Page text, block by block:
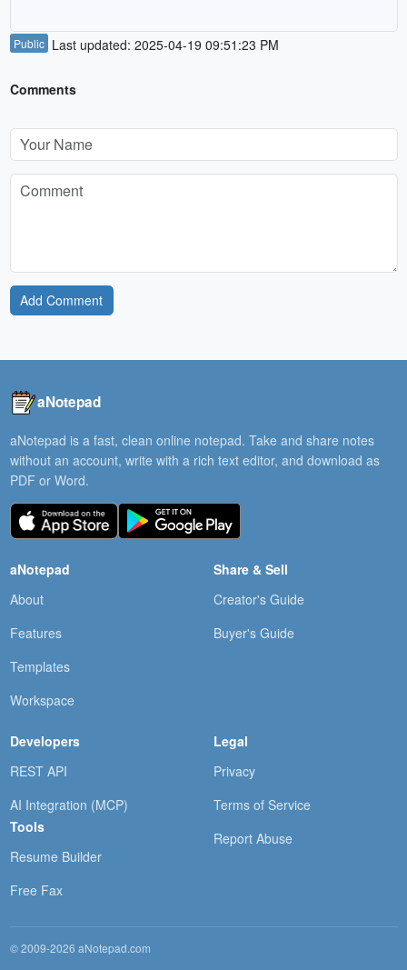
Public Last updated: 2025-04-19 09:51:23 PM
Comments
Add Comment
aNotepad
aNotepad is a fast, clean online notepad. Take and share notes
without an account, write with a rich text editor, and download as
PDF or Word.
aNotepad
About
Features
Templates
Workspace
Share & Sell
Creator's Guide
Buyer's Guide
Developers
REST API
AI Integration (MCP)
Tools
Resume Builder
Free Fax
Legal
Privacy
Terms of Service
Report Abuse
© 2009-2026 aNotepad.com